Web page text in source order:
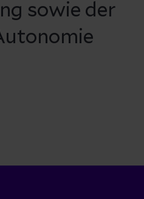
sowie der